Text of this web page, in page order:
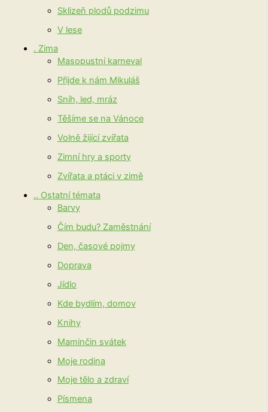
Sklizeň plodů podzimu
V lese
. Zima
Masopustní karneval
Přijde k nám Mikuláš
Sníh, led, mráz
Těšíme se na Vánoce
Volně žijící zvířata
Zimní hry a sporty
Zvířata a ptáci v zimě
.. Ostatní témata
Barvy
Čím budu? Zaměstnání
Den, časové pojmy
Doprava
Jídlo
Kde bydlím, domov
Knihy
Maminčin svátek
Moje rodina
Moje tělo a zdraví
Písmena